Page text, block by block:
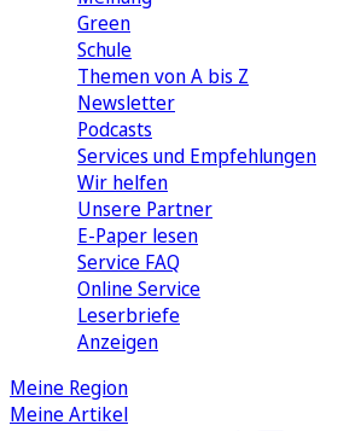
Green
Schule
Themen von A bis Z
Newsletter
Podcasts
Services und Empfehlungen
Wir helfen
Unsere Partner
E-Paper lesen
Service FAQ
Online Service
Leserbriefe
Anzeigen
Meine Region
Meine Artikel